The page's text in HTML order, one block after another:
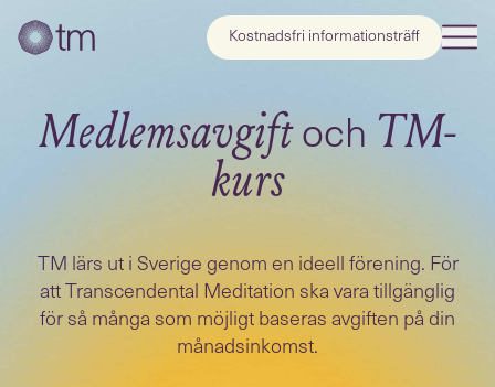
Kostnadsfri informationsträff
Medlemsavgiftoch TM-
kurs
TM lärs ut i Sverige genom en ideell förening. För
att Transcendental Meditation ska vara tillgänglig
för så många som möjligt baseras avgiften på din
månadsinkomst.